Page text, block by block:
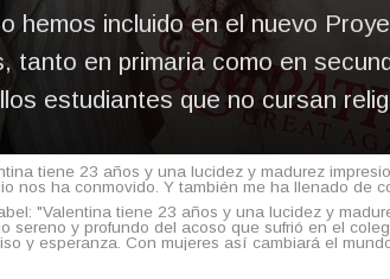
hemos incluido en el nuevo
tanto en primaria como en
estudiantes que no cursan
tiene 23 años y una lucidez y madurez
nos ha conmovido. Y también me ha llenado de
"Valentina tiene 23 años y una lucidez y
sereno y profundo del acoso que sufrió en el
y esperanza. Con mujeres así cambiará el